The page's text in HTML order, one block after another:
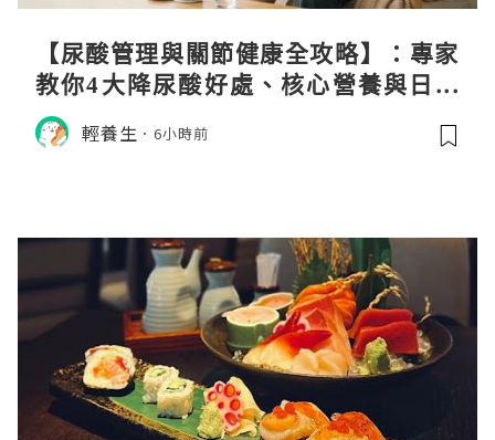
【尿酸管理與關節健康全攻略】：專家
教你4大降尿酸好處、核心營養與日常
飲食調理秘訣
輕養生 6小時前